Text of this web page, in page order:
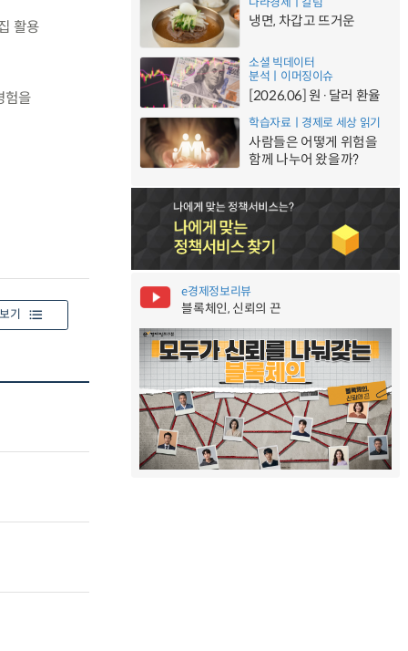
활용
험을
기
냉면, 차갑고 뜨거운
소셜 빅데이터
분석ㅣ이머징이슈
[2026.06] 원·달러 환율
학습자료ㅣ경제로 세상 읽기
사람들은 어떻게 위험을
함께 나누어 왔을까?
e경제정보리뷰
블록체인, 신뢰의 끈